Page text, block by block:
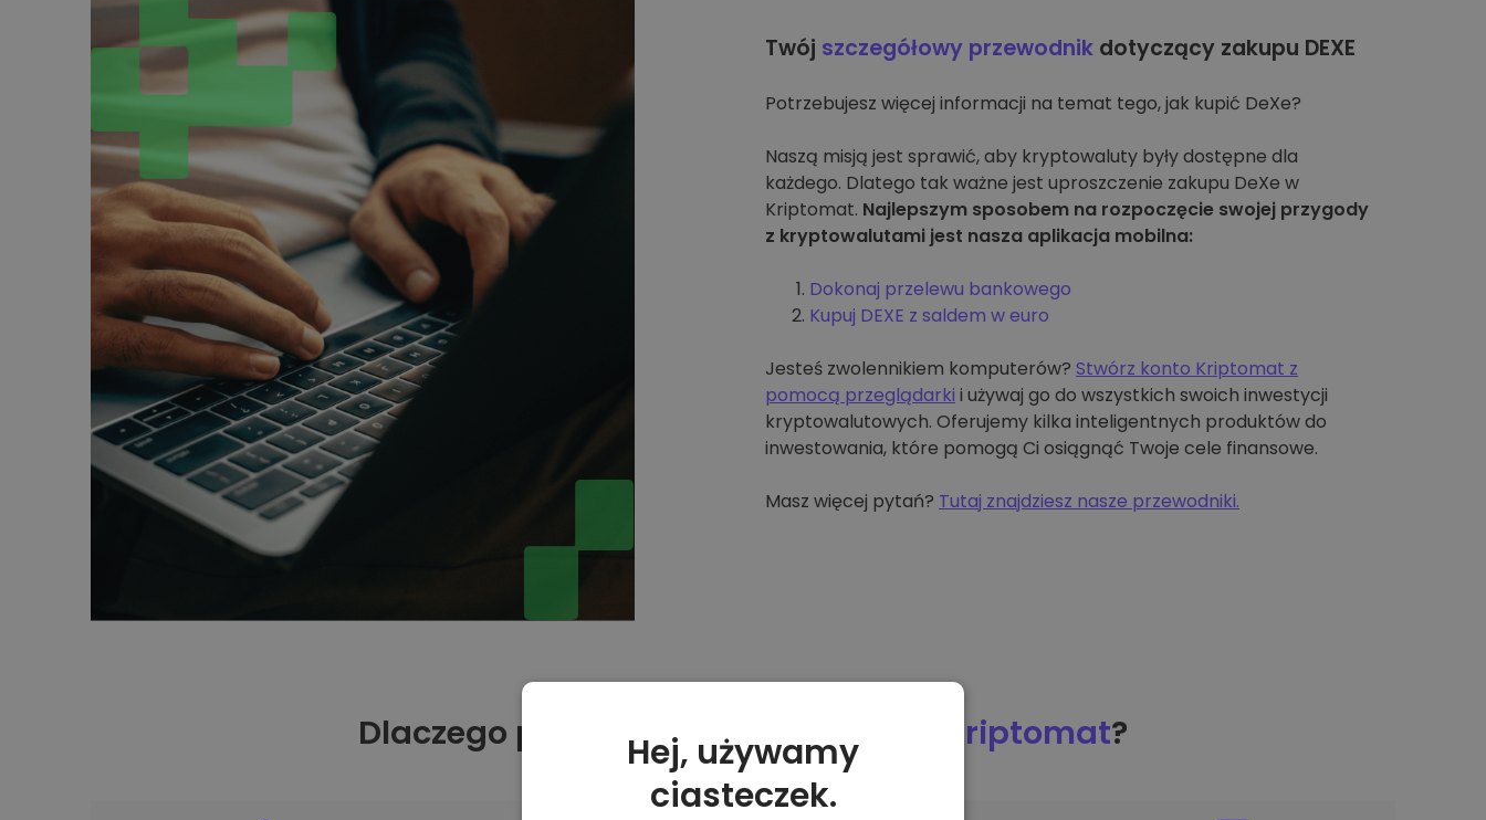
Twój szczegółowy przewodnik dotyczący zakupu DEXE
Potrzebujesz więcej informacji na temat tego, jak kupić DeXe?
Naszą misją jest sprawić, aby kryptowaluty były dostępne dla
każdego. Dlatego tak ważne jest uproszczenie zakupu DeXe w
Kriptomat. Najlepszym sposobem na rozpoczęcie swojej przygody
z kryptowalutami jest nasza aplikacja mobilna:
Dokonaj przelewu bankowego
Kupuj DEXE z saldem w euro
Jesteś zwolennikiem komputerów? Stwórz konto Kriptomat z
pomocą przeglądarki i używaj go do wszystkich swoich inwestycji
kryptowalutowych. Oferujemy kilka inteligentnych produktów do
inwestowania, które pomogą Ci osiągnąć Twoje cele finansowe.
Masz więcej pytań? Tutaj znajdziesz nasze przewodniki.
Dlaczego powinienem kupić DeXe w Kriptomat?
Hej, używamy
ciasteczek.